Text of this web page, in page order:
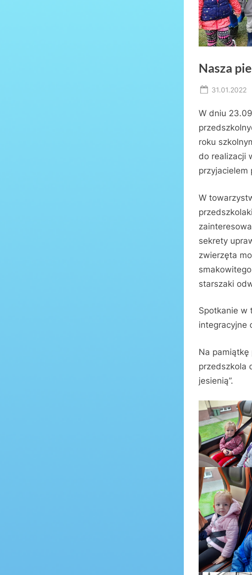
Nasza
Posted
31.01.2022
W dniu
roku
do realizacji
przyjacielem
W
sekrety
zwierzęta
starszaki
Spotkanie w
integracyjne
Na pamiątkę
przedszkola
jesienią”.